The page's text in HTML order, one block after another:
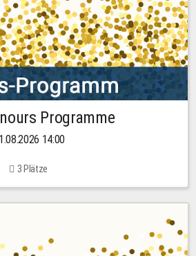
Programme
14:00
3 Plätze